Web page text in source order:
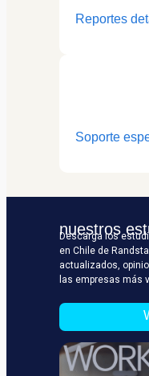
Reportes
Soporte
nuestros
Descarga los
en Chile de
actualizados,
las empresas más